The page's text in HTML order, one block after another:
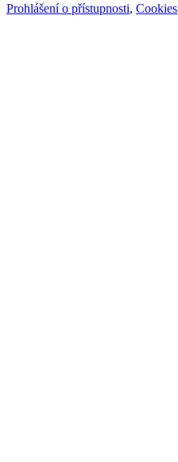
Prohlášení o přístupnosti, Cookies